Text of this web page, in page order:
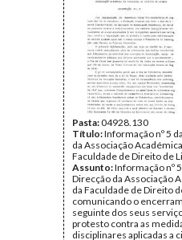
Pasta:04928.130
Título:Informação nº 5
da Associação
Faculdade de Direito de
Assunto:Informação nº
Direcção da Associação
da Faculdade de Direito
comunicando o
seguinte dos seus
protesto contra as
disciplinares aplicadas a